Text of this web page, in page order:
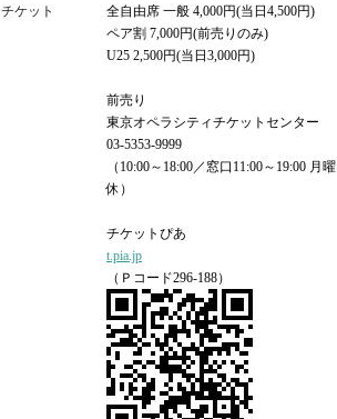
チケット
全自由席 一般 4,000円(当日4,500円)
ペア割 7,000円(前売りのみ)
U25 2,500円(当日3,000円)
前売り
東京オペラシティチケットセンター
03-5353-9999
（10:00～18:00／窓口11:00～19:00 月曜
休）
チケットぴあ
t.pia.jp
（Ｐコード296-188）